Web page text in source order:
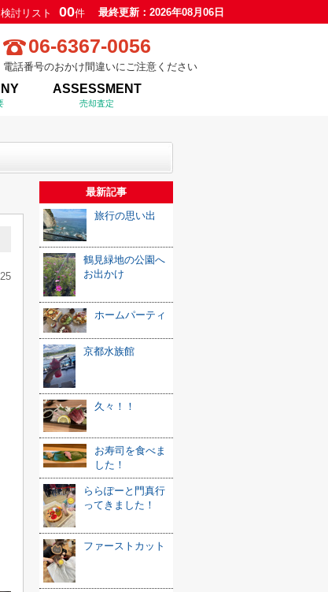
検討リスト 00件 最終更新：2026年08月06日
06-6367-0056
電話番号のおかけ間違いにご注意ください
ASSESSMENT
売却査定
最新記事
旅行の思い出
鶴見緑地の公園へ
お出かけ
ホームパーティ
京都水族館
久々！！
お寿司を食べま
した！
ららぽーと門真行
ってきました！
ファーストカット